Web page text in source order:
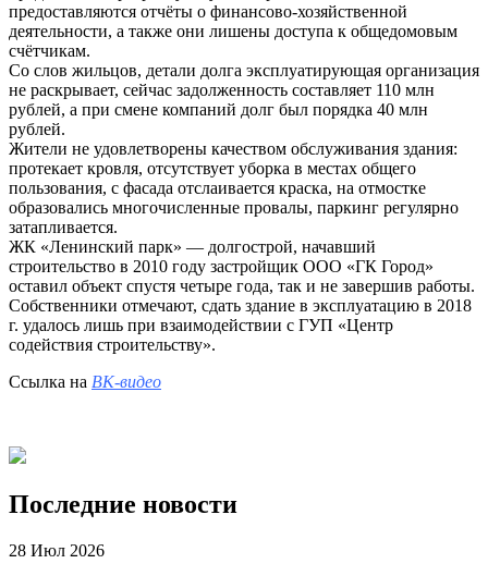
предоставляются отчёты о финансово-хозяйственной
деятельности, а также они лишены доступа к общедомовым
счётчикам.
Со слов жильцов, детали долга эксплуатирующая организация
не раскрывает, сейчас задолженность составляет 110 млн
рублей, а при смене компаний долг был порядка 40 млн
рублей.
Жители не удовлетворены качеством обслуживания здания:
протекает кровля, отсутствует уборка в местах общего
пользования, с фасада отслаивается краска, на отмостке
образовались многочисленные провалы, паркинг регулярно
затапливается.
ЖК «Ленинский парк» — долгострой, начавший
строительство в 2010 году застройщик ООО «ГК Город»
оставил объект спустя четыре года, так и не завершив работы.
Собственники отмечают, сдать здание в эксплуатацию в 2018
г. удалось лишь при взаимодействии с ГУП «Центр
содействия строительству».
Ссылка на ВК-видео
Последние новости
28 Июл 2026